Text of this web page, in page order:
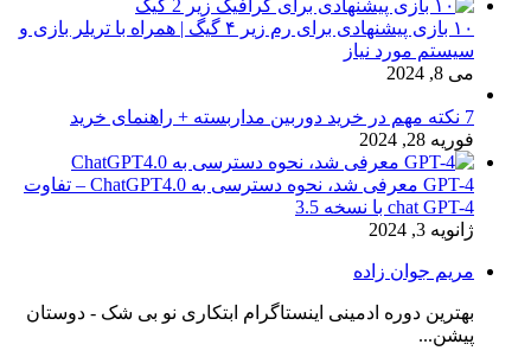
۱۰ بازی پیشنهادی برای رم زیر ۴ گیگ | همراه با تریلر بازی و
سیستم مورد نیاز
می 8, 2024
7 نکته مهم در خرید دوربین مداربسته + راهنمای خرید
فوریه 28, 2024
GPT-4 معرفی شد، نحوه دسترسی به ChatGPT4.0 – تفاوت
chat GPT-4 با نسخه 3.5
ژانویه 3, 2024
مریم جوان زاده
بهترین دوره ادمینی اینستاگرام ابتکاری نو بی شک - دوستان
پیشن...